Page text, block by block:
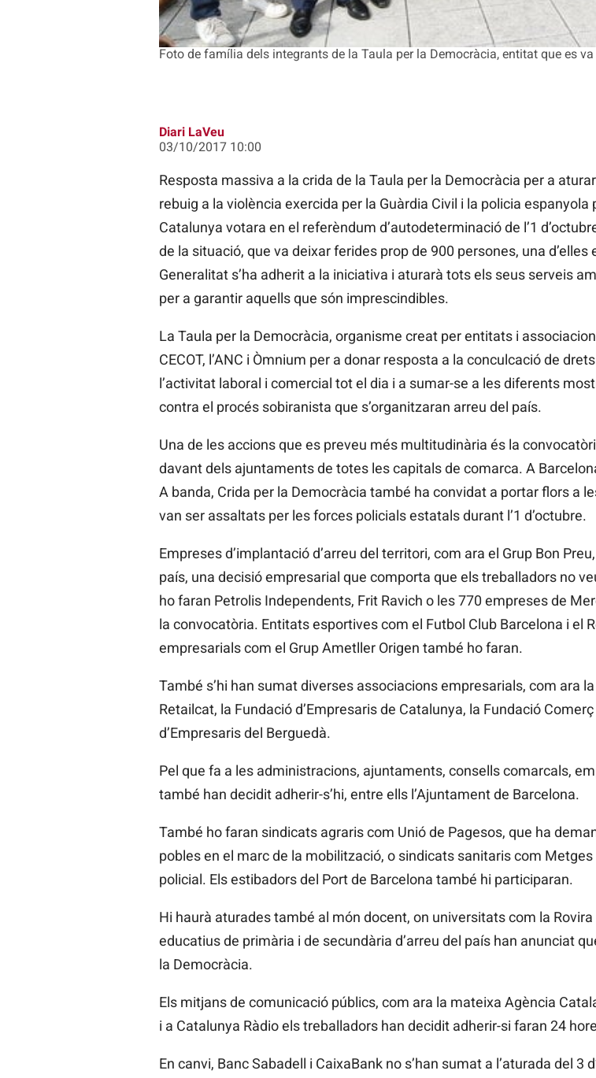
Foto de família dels integrants de la Taula per la Democràcia, entitat que es
Diari LaVeu
03/10/2017 10:00
Resposta massiva a la crida de la Taula per la Democràcia per a
rebuig a la violència exercida per la Guàrdia Civil i la policia
Catalunya votara en el referèndum d’autodeterminació de l’1
de la situació, que va deixar ferides prop de 900 persones, una
Generalitat s’ha adherit a la iniciativa i aturarà tots els seus serveis
per a garantir aquells que són imprescindibles.
La Taula per la Democràcia, organisme creat per entitats i
CECOT, l’ANC i Òmnium per a donar resposta a la conculcació de
l’activitat laboral i comercial tot el dia i a sumar-se a les diferents
contra el procés sobiranista que s’organitzaran arreu del país.
Una de les accions que es preveu més multitudinària és la
davant dels ajuntaments de totes les capitals de comarca. A
A banda, Crida per la Democràcia també ha convidat a portar flors a
van ser assaltats per les forces policials estatals durant l’1 d’octubre.
Empreses d’implantació d’arreu del territori, com ara el Grup Bon
país, una decisió empresarial que comporta que els treballadors no
ho faran Petrolis Independents, Frit Ravich o les 770 empreses de
la convocatòria. Entitats esportives com el Futbol Club Barcelona i el
empresarials com el Grup Ametller Origen també ho faran.
També s’hi han sumat diverses associacions empresarials, com ara
Retailcat, la Fundació d’Empresaris de Catalunya, la Fundació
d’Empresaris del Berguedà.
Pel que fa a les administracions, ajuntaments, consells comarcals,
també han decidit adherir-s’hi, entre ells l’Ajuntament de Barcelona.
També ho faran sindicats agraris com Unió de Pagesos, que ha
pobles en el marc de la mobilització, o sindicats sanitaris com
policial. Els estibadors del Port de Barcelona també hi participaran.
Hi haurà aturades també al món docent, on universitats com la
educatius de primària i de secundària d’arreu del país han anunciat
la Democràcia.
Els mitjans de comunicació públics, com ara la mateixa Agència
i a Catalunya Ràdio els treballadors han decidit adherir-si faran 24
En canvi, Banc Sabadell i CaixaBank no s’han sumat a l’aturada del 3